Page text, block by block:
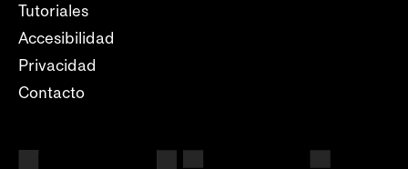
Tutoriales
Accesibilidad
Privacidad
Contacto